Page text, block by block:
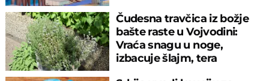
Čudesna travčica iz božje
bašte raste u Vojvodini:
Vraća snagu u noge,
izbacuje šlajm, tera